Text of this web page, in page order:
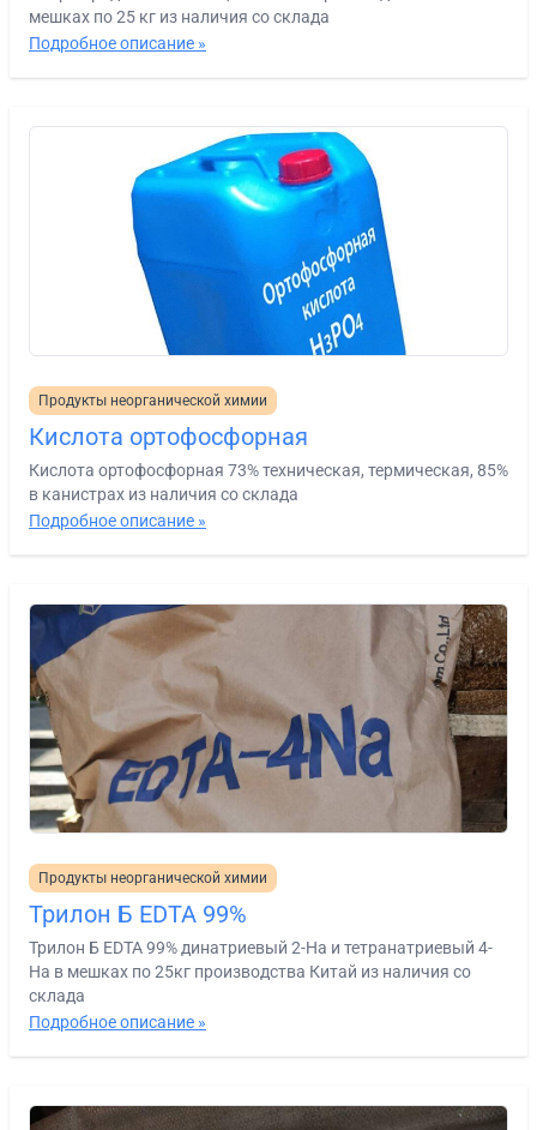
мешках по 25 кг из наличия со склада
Подробное описание »
Продукты неорганической химии
Кислота ортофосфорная
Кислота ортофосфорная 73% техническая, термическая, 85%
в канистрах из наличия со склада
Подробное описание »
Продукты неорганической химии
Трилон Б EDTA 99%
Трилон Б EDTA 99% динатриевый 2-На и тетранатриевый 4-
На в мешках по 25кг производства Китай из наличия со
склада
Подробное описание »